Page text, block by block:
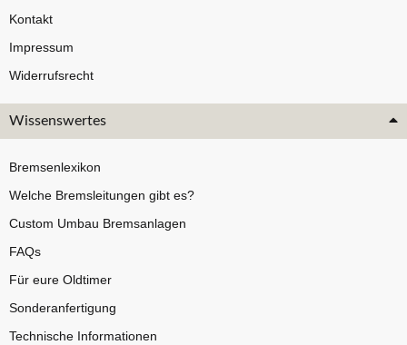
Kontakt
Impressum
Widerrufsrecht
Wissenswertes
Bremsenlexikon
Welche Bremsleitungen gibt es?
Custom Umbau Bremsanlagen
FAQs
Für eure Oldtimer
Sonderanfertigung
Technische Informationen